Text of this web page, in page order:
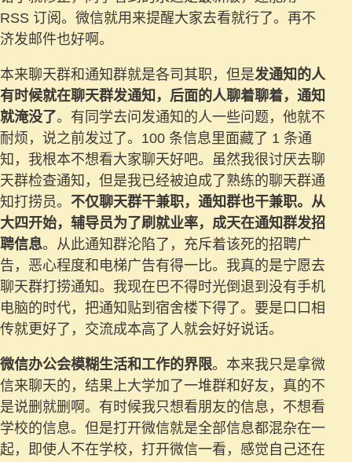
RSS 订阅。微信就用来提醒大家去看就行了。再不
济发邮件也好啊。
本来聊天群和通知群就是各司其职，但是发通知的人
有时候就在聊天群发通知，后面的人聊着聊着，通知
就淹没了。有同学去问发通知的人一些问题，他就不
耐烦，说之前发过了。100 条信息里面藏了 1 条通
知，我根本不想看大家聊天好吧。虽然我很讨厌去聊
天群检查通知，但是我已经被迫成了熟练的聊天群通
知打捞员。 不仅聊天群干兼职，通知群也干兼职。从
大四开始，辅导员为了刷就业率，成天在通知群发招
聘信息。从此通知群沦陷了，充斥着该死的招聘广
告，恶心程度和电梯广告有得一比。我真的是宁愿去
聊天群打捞通知。我现在巴不得时光倒退到没有手机
电脑的时代，把通知贴到宿舍楼下得了。要是口口相
传就更好了，交流成本高了人就会好好说话。
微信办公会模糊生活和工作的界限。本来我只是拿微
信来聊天的，结果上大学加了一堆群和好友，真的不
是说删就删啊。有时候我只想看朋友的信息，不想看
学校的信息。但是打开微信就是全部信息都混杂在一
起，即使人不在学校，打开微信一看，感觉自己还在